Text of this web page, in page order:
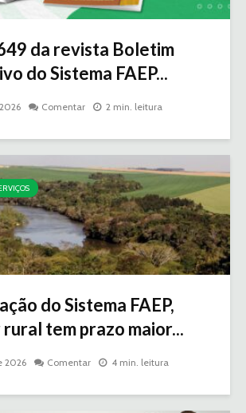
da revista Boletim
do Sistema FAEP...
Comentar 2 min. leitura
do Sistema FAEP,
tem prazo maior...
2026 Comentar 4 min. leitura